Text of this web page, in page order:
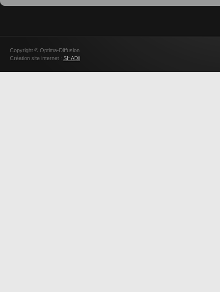
Copyright © Optima-Diffusion
Création site internet : SHADii